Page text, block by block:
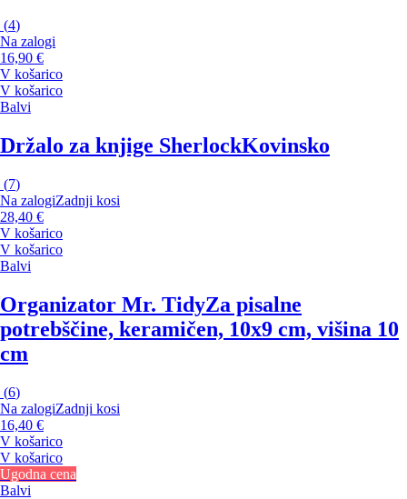
(4)
Na zalogi
16,90 €
V košarico
V košarico
Balvi
Držalo za knjige SherlockKovinsko
(7)
Na zalogiZadnji kosi
28,40 €
V košarico
V košarico
Balvi
Organizator Mr. TidyZa pisalne
potrebščine, keramičen, 10x9 cm, višina 10
cm
(6)
Na zalogiZadnji kosi
16,40 €
V košarico
V košarico
Ugodna cena
Balvi